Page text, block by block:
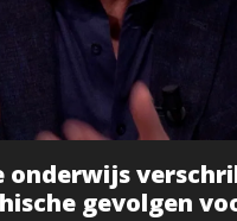
onderwijs
gevolgen